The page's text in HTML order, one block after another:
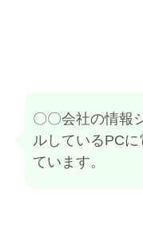
〇〇会社の情報
ルしているPC
ています。